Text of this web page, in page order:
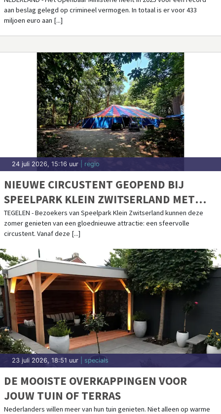
aan beslag gelegd op crimineel vermogen. In totaal is er voor 433
miljoen euro aan [...]
24 juli 2026, 15:16 uur | regio
NIEUWE CIRCUSTENT GEOPEND BIJ
SPEELPARK KLEIN ZWITSERLAND MET
MAGISCHE KINDERSHOWS
TEGELEN - Bezoekers van Speelpark Klein Zwitserland kunnen deze
zomer genieten van een gloednieuwe attractie: een sfeervolle
circustent. Vanaf deze [...]
23 juli 2026, 18:51 uur | specials
DE MOOISTE OVERKAPPINGEN VOOR
JOUW TUIN OF TERRAS
Nederlanders willen meer van hun tuin genieten. Niet alleen op warme